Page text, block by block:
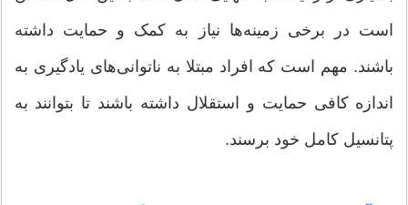
است در برخی زمینه‌ها نیاز به کمک و حمایت داشته
باشند. مهم است که افراد مبتلا به ناتوانی‌های یادگیری به
اندازه کافی حمایت و استقلال داشته باشند تا بتوانند به
پتانسیل کامل خود برسند.